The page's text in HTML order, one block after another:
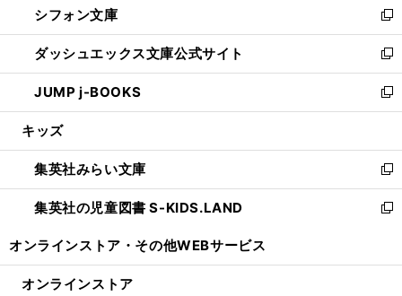
く
で
開
く
ィ
ン
ド
ウ
で
開
い
ウ
ィ
ン
ド
ウ
開
く
シフォン文庫
新
し
い
ウ
ィ
ン
ウ
で
開
く
ダッシュエックス文庫公式サイト
新
し
い
ウ
ン
ド
ウ
で
JUMP j-BOOKS
新
し
ウ
ィ
ン
ド
開
キッズ
集英社みらい文庫
新
し
い
ン
集英社の児童図書 S-KIDS.LAND
新
ウ
オンラインストア・ その他WEBサービス
オンラインストア